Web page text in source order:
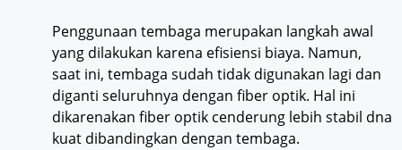
Penggunaan tembaga merupakan langkah awal
yang dilakukan karena efisiensi biaya. Namun,
saat ini, tembaga sudah tidak digunakan lagi dan
diganti seluruhnya dengan fiber optik. Hal ini
dikarenakan fiber optik cenderung lebih stabil dna
kuat dibandingkan dengan tembaga.